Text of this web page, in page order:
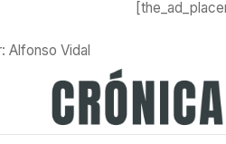
Alfonso Vidal